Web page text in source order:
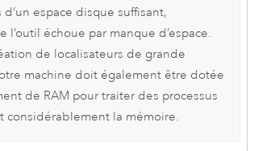
d’un espace disque suffisant,
l’outil échoue par manque d’espace.
de localisateurs de grande
machine doit également être dotée
de RAM pour traiter des processus
considérablement la mémoire.